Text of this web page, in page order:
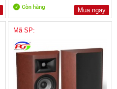
Mua ngay
Mã SP: